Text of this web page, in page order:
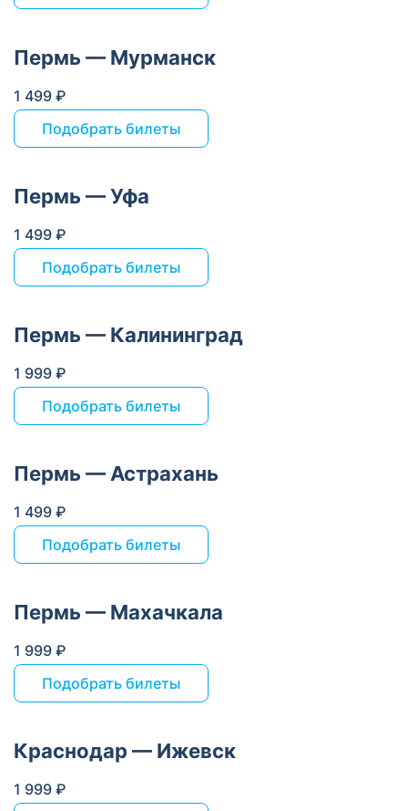
Пермь — Мурманск
1 499 ₽
Подобрать билеты
Пермь — Уфа
1 499 ₽
Подобрать билеты
Пермь — Калининград
1 999 ₽
Подобрать билеты
Пермь — Астрахань
1 499 ₽
Подобрать билеты
Пермь — Махачкала
1 999 ₽
Подобрать билеты
Краснодар — Ижевск
1 999 ₽